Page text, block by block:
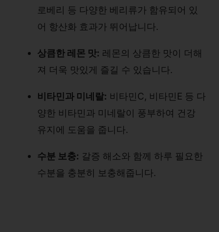
로베리 등 다양한 베리류가 함유되어 있
어 항산화 효과가 뛰어납니다.
상큼한 레몬 맛: 레몬의 상큼한 맛이 더해
져 더욱 맛있게 즐길 수 있습니다.
비타민과 미네랄: 비타민C, 비타민E 등 다
양한 비타민과 미네랄이 풍부하여 건강
유지에 도움을 줍니다.
수분 보충: 갈증 해소와 함께 하루 필요한
수분을 충분히 보충해줍니다.